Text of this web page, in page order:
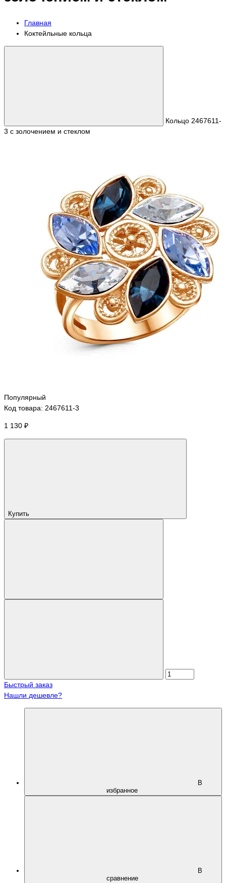
Главная
Коктейльные кольца
Кольцо 2467611-
3 с золочением и стеклом
Популярный
Код товара: 2467611-3
1 130 ₽
Купить
Быстрый заказ
Нашли дешевле?
В
избранное
В
сравнение